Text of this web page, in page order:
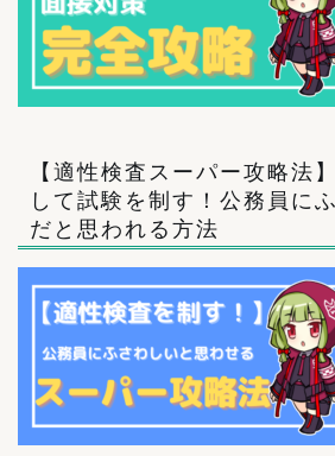
【適性検査スーパー攻略法
して試験を制す！公務員に
だと思われる方法